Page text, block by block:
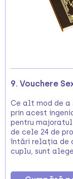
9. Vouchere
Ce alt mod de
prin acest
pentru
de cele 24 de
întări relația de
cuplu, sunt